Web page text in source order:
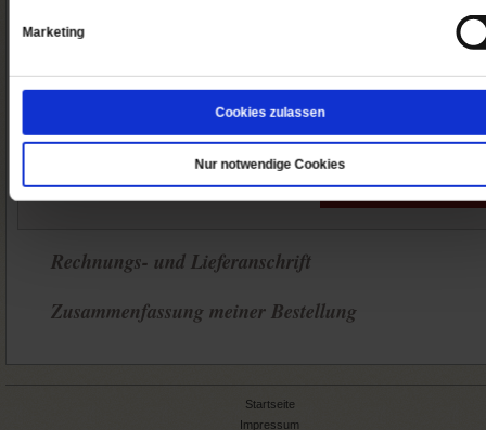
Marketing
Cookies zulassen
Nur notwendige Cookies
Ja, ich möchte dieses Angebot bestellen
Weiter
Rechnungs- und Lieferanschrift
Zusammenfassung meiner Bestellung
Startseite
Impressum